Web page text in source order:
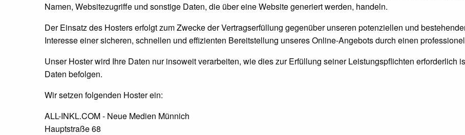
Namen, Websitezugriffe und sonstige Daten, die über eine Website generiert werden, handeln.
Der Einsatz des Hosters erfolgt zum Zwecke der Vertragserfüllung gegenüber unseren potenziellen und
Interesse einer sicheren, schnellen und effizienten Bereitstellung unseres Online-Angebots durch einen
Unser Hoster wird Ihre Daten nur insoweit verarbeiten, wie dies zur Erfüllung seiner Leistungspflichten erforderlich
Daten befolgen.
Wir setzen folgenden Hoster ein:
ALL-INKL.COM - Neue Medien Münnich
Hauptstraße 68